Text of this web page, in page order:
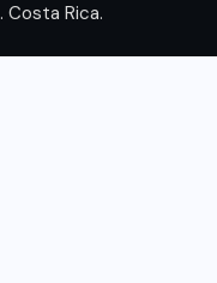
. Costa Rica.